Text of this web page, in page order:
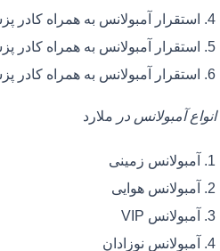
استقرار آمبولانس به همراه کادر
استقرار آمبولانس به همراه
استقرار آمبولانس به همراه
انواع آمبولانس در ملارد
آمبولانس زمینی
آمبولانس هوایی
آمبولانس VIP
آمبولانس نوزادان